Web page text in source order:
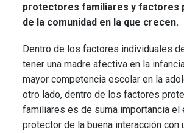
protectores familiares y factores
de la comunidad en la que crecen.
Dentro de los factores individuales
tener una madre afectiva en la
mayor competencia escolar en la
otro lado, dentro de los factores
familiares es de suma importancia el
protector de la buena interacción con